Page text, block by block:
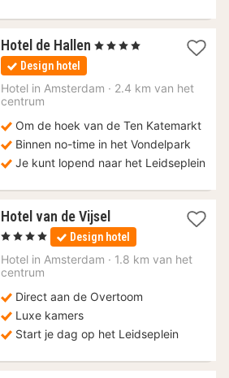
Hotel de Hallen 1
103,28
, 4 Sterren
Design hotel
Hotel in Amsterdam · 2.4 km van het
centrum
Om de hoek van de Ten Katemarkt
Binnen no-time in het Vondelpark
Je kunt lopend naar het Leidseplein
Hotel van de Vijsel1
nacht
vanaf
111,38
, 4 Sterren Design hotel
Hotel in Amsterdam · 1.8 km van het
centrum
Direct aan de Overtoom
Luxe kamers
Start je dag op het Leidseplein